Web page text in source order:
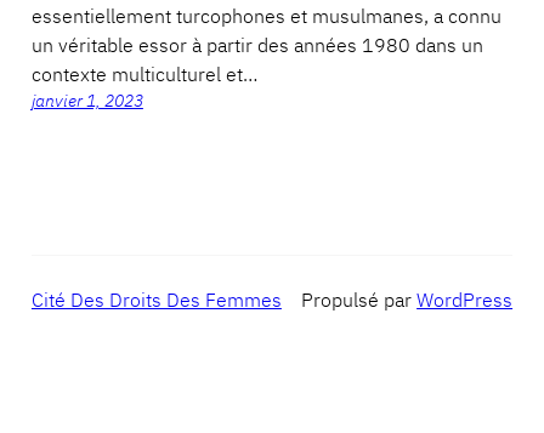
essentiellement turcophones et musulmanes, a connu
un véritable essor à partir des années 1980 dans un
contexte multiculturel et…
janvier 1, 2023
Cité Des Droits Des Femmes Propulsé parWordPress